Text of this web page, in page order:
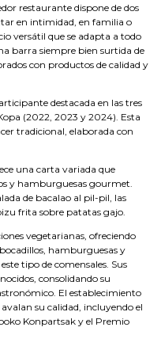
restaurante dispone de dos
en intimidad, en familia o
versátil que se adapta a todo
barra siempre bien surtida de
con productos de calidad y
destacada en las tres
(2022, 2023 y 2024). Esta
tradicional, elaborada con
una carta variada que
y hamburguesas gourmet.
de bacalao al pil-pil, las
frita sobre patatas gajo.
vegetarianas, ofreciendo
hamburguesas y
tipo de comensales. Sus
consolidando su
El establecimiento
su calidad, incluyendo el
Konpartsak y el Premio